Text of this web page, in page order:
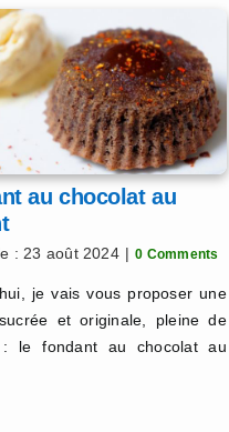
au chocolat au
: 23 août 2024 | 0 Comments
je vais vous proposer une
et originale, pleine de
: le fondant au chocolat au